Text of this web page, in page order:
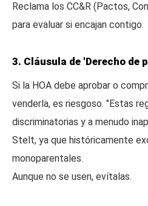
Reclama los CC&R (Pactos,
para evaluar si encajan contigo.
3. Cláusula de 'Derecho de
Si la HOA debe aprobar o
venderla, es riesgoso. "Estas
discriminatorias y a menudo
Stelt, ya que históricamente
monoparentales.
Aunque no se usen, evítalas.